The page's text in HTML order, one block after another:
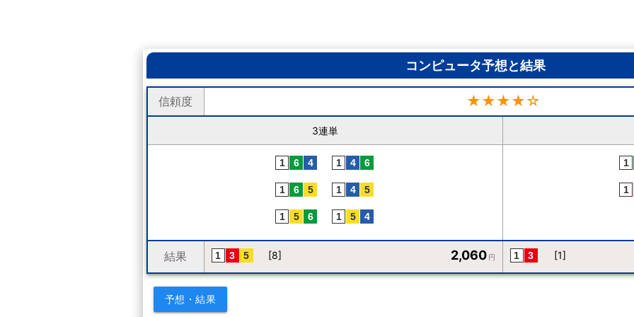
コンピュータ予想と結果
信頼度 ★★★★☆
3連単
結果 [8] 2,060 円 [1]
予想・結果